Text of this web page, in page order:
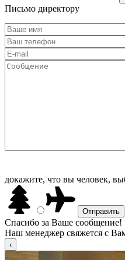
Письмо директору
докажите, что вы человек,
Спасибо за Ваше сообщение!
Наш менеджер свяжется с